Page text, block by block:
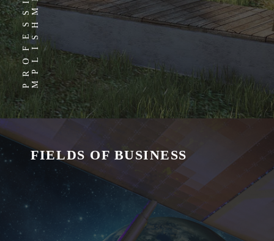
FIELDS OF BUSINESS